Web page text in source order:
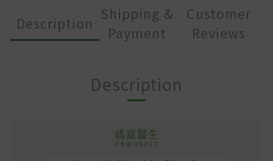
Description
Shipping &
Payment
Customer
Reviews
Description